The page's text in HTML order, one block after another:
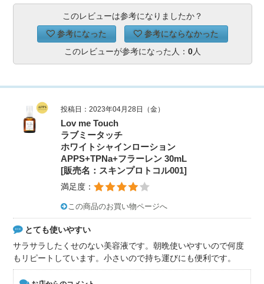
このレビューは参考になりましたか？
参考になった
参考にならなかった
このレビューが参考になった人： 0人
投稿日：2023年04月28日（金）
Lov me Touch
ラブミータッチ
ホワイトシャインローション
APPS+TPNa+フラーレン 30mL
[販売名：スキンプロトコル001]
満足度：
この商品のお買い物ページへ
とても使いやすい
サラサラしたくせのない美容液です。朝晩使いやすいので何度
もリピートしています。小さいので持ち運びにも便利です。